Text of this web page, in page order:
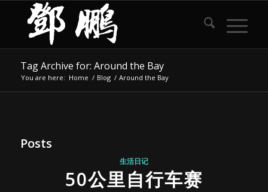
Tag Archive for: Around the Bay
You are here: Home / Blog / Around the Bay
Posts
生活日记
50公里自行车赛